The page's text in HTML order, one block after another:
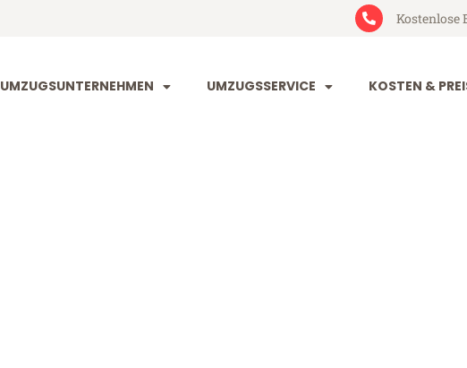
Kostenlose
UMZUGSUNTERNEHMEN UMZUGSSERVICE KOSTEN &